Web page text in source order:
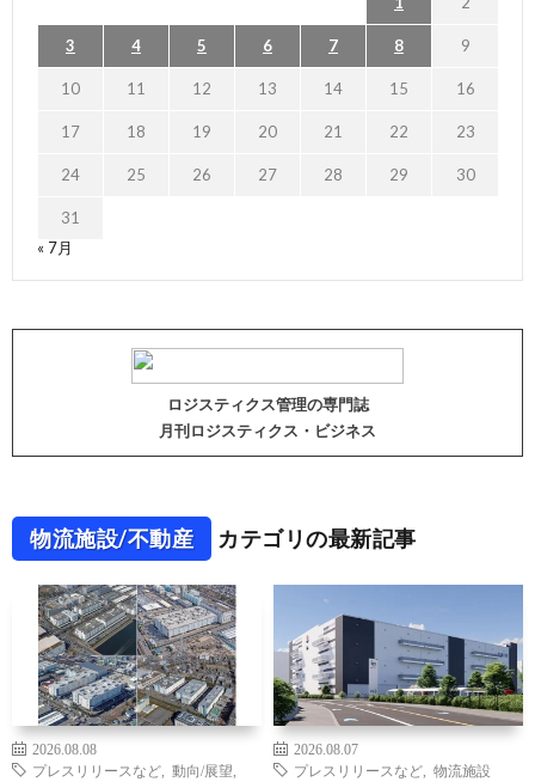
3 4 5 6 7 8 9
10 11 12 13 14 15 16
17 18 19 20 21 22 23
24 25 26 27 28 29 30
31
« 7月
ロジスティクス管理の専門誌
月刊ロジスティクス・ビジネス
物流施設/不動産 カテゴリの最新記事
2026.08.08
プレスリリースなど
動向/展望
2026.08.07
プレスリリースなど
物流施設